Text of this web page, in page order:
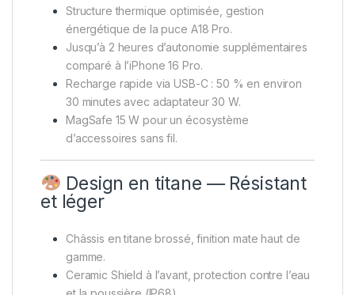
Structure thermique optimisée, gestion
énergétique de la puce A18 Pro.
Jusqu’à 2 heures d’autonomie supplémentaires
comparé à l’iPhone 16 Pro.
Recharge rapide via USB-C : 50 % en environ
30 minutes avec adaptateur 30 W.
MagSafe 15 W pour un écosystème
d’accessoires sans fil.
Design en titane — Résistant
et léger
Châssis en titane brossé, finition mate haut de
gamme.
Ceramic Shield à l’avant, protection contre l’eau